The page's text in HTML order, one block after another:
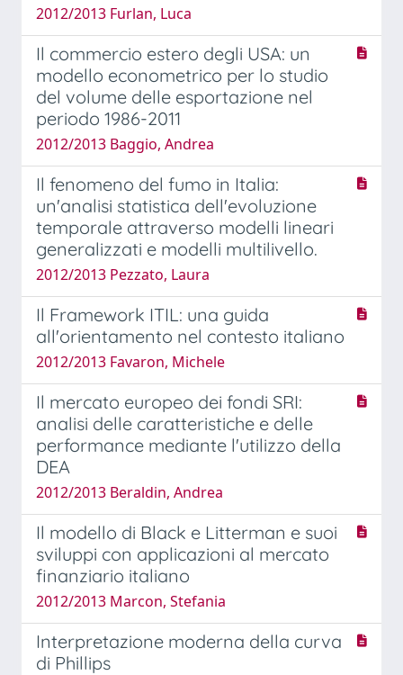
2012/2013 Furlan, Luca
Il commercio estero degli USA: un
modello econometrico per lo studio
del volume delle esportazione nel
periodo 1986-2011
2012/2013 Baggio, Andrea
Il fenomeno del fumo in Italia:
un'analisi statistica dell'evoluzione
temporale attraverso modelli lineari
generalizzati e modelli multilivello.
2012/2013 Pezzato, Laura
Il Framework ITIL: una guida
all'orientamento nel contesto italiano
2012/2013 Favaron, Michele
Il mercato europeo dei fondi SRI:
analisi delle caratteristiche e delle
performance mediante l'utilizzo della
DEA
2012/2013 Beraldin, Andrea
Il modello di Black e Litterman e suoi
sviluppi con applicazioni al mercato
finanziario italiano
2012/2013 Marcon, Stefania
Interpretazione moderna della curva
di Phillips